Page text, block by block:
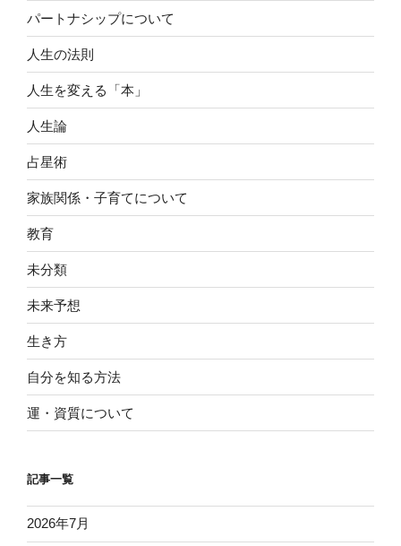
パートナシップについて
人生の法則
人生を変える「本」
人生論
占星術
家族関係・子育てについて
教育
未分類
未来予想
生き方
自分を知る方法
運・資質について
記事一覧
2026年7月